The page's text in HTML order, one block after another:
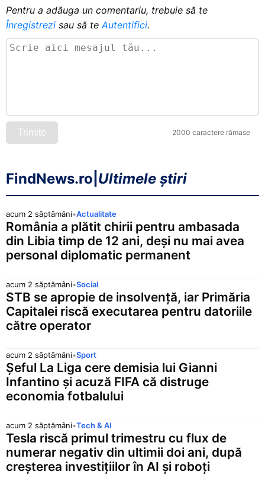
Pentru a adăuga un comentariu, trebuie să te
Înregistrezi sau să te Autentifici.
2000 caractere rămase
Trimite
FindNews.ro Ultimele știri
acum 2 săptămâni•Actualitate
România a plătit chirii pentru ambasada
din Libia timp de 12 ani, deși nu mai avea
personal diplomatic permanent
acum 2 săptămâni•Social
STB se apropie de insolvență, iar Primăria
Capitalei riscă executarea pentru datoriile
către operator
acum 2 săptămâni•Sport
Șeful La Liga cere demisia lui Gianni
Infantino și acuză FIFA că distruge
economia fotbalului
acum 2 săptămâni•Tech & AI
Tesla riscă primul trimestru cu flux de
numerar negativ din ultimii doi ani, după
creșterea investițiilor în AI și roboți